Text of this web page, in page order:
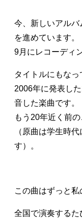
今、新しいアル
を進めています。
9月にレコーディ
タイトルにもなっ
2006年に発表し
音した楽曲です。
もう20年近く前
（原曲は学生時
す）。
この曲はずっと私
全国で演奏するた